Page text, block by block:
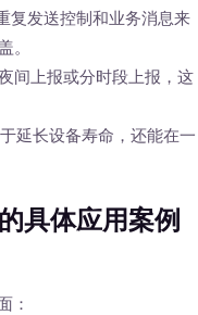
复发送控制和业务消息来
。
间上报或分时段上报，这
延长设备寿命，还能在一
具体应用案例
：